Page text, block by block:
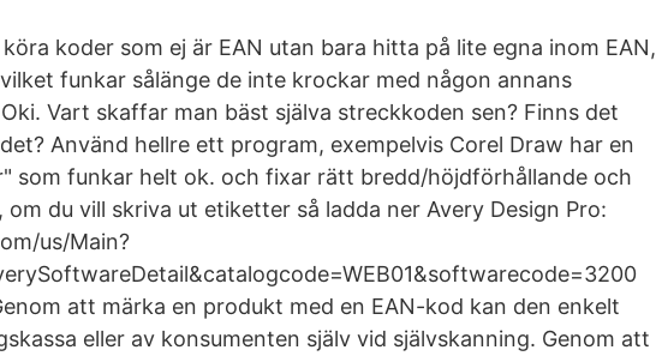
koder som ej är EAN utan bara hitta på lite egna inom EAN,
funkar sålänge de inte krockar med någon annans
Vart skaffar man bäst själva streckkoden sen? Finns det
Använd hellre ett program, exempelvis Corel Draw har en
som funkar helt ok. och fixar rätt bredd/höjdförhållande och
du vill skriva ut etiketter så ladda ner Avery Design Pro:
us/Main?
att märka en produkt med en EAN-kod kan den enkelt
eller av konsumenten själv vid självskanning. Genom att